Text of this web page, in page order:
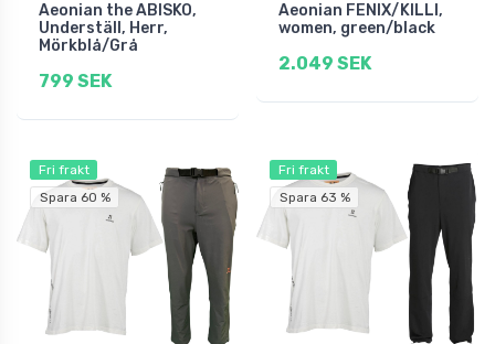
Aeonian the ABISKO,
Underställ, Herr,
Mörkblå/Grå
799 SEK
Aeonian FENIX/KILLI,
women, green/black
2.049 SEK
Fri frakt
Spara 60 %
Fri frakt
Spara 63 %